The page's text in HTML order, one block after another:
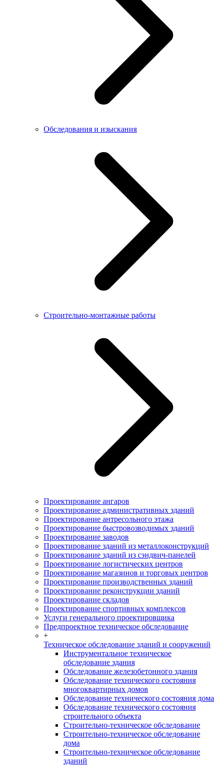
Обследования и изыскания
Строительно-монтажные работы
Проектирование ангаров
Проектирование административных зданий
Проектирование антресольного этажа
Проектирование быстровозводимых зданий
Проектирование заводов
Проектирование зданий из металлоконструкций
Проектирование зданий из сэндвич-панелей
Проектирование логистических центров
Проектирование магазинов и торговых центров
Проектирование производственных зданий
Проектирование реконструкции зданий
Проектирование складов
Проектирование спортивных комплексов
Услуги генерального проектировщика
Предпроектное техническое обследование
+
Техническое обследование зданий и сооружений
Инструментальное техническое
обследование здания
Обследование железобетонного здания
Обследование технического состояния
многоквартирных домов
Обследование технического состояния дома
Обследование технического состояния
строительного объекта
Строительно-техническое обследование
Строительно-техническое обследование
дома
Строительно-техническое обследование
зданий